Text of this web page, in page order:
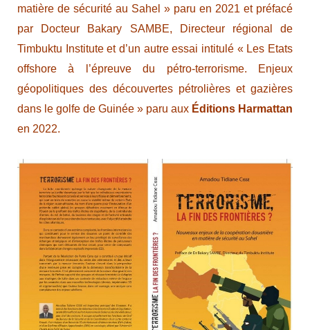
matière de sécurité au Sahel » paru en 2021 et préfacé
par Docteur Bakary SAMBE, Directeur régional de
Timbuktu Institute et d’un autre essai intitulé « Les Etats
offshore à l’épreuve du pétro-terrorisme. Enjeux
géopolitiques des découvertes pétrolières et gazières
dans le golfe de Guinée » paru aux Éditions Harmattan
en 2022.